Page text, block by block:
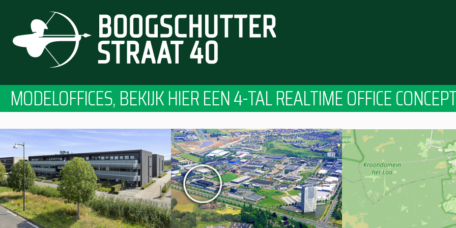
MODELOFFICES, BEKIJK HIER EEN 4-TAL REALTIME OFFICE